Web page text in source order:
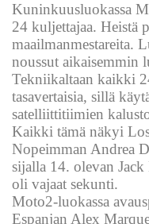
Kuninkuusluokassa
24 kuljettajaa. Heistä
maailmanmestareita.
noussut aikaisemmin
Tekniikaltaan kaikki
tasavertaisia, sillä
satelliittitiimien
Kaikki tämä näkyi
Nopeimman Andrea
sijalla 14. olevan
oli vajaat sekunti.
Moto2-luokassa
Espanjan Alex